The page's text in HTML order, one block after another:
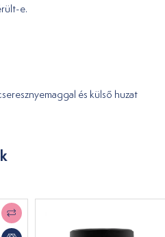
e.
és külső huzat